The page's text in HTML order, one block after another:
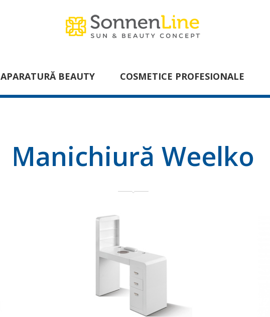
APARATURĂ BEAUTY COSMETICE PROFESIONALE
Manichiură Weelko